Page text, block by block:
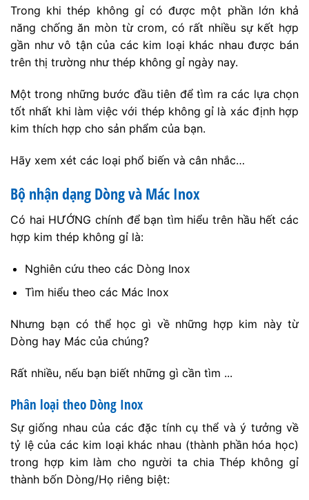
Trong khi thép không gỉ có được một phần lớn khả
năng chống ăn mòn từ crom, có rất nhiều sự kết hợp
gần như vô tận của các kim loại khác nhau được bán
trên thị trường như thép không gỉ ngày nay.
Một trong những bước đầu tiên để tìm ra các lựa chọn
tốt nhất khi làm việc với thép không gỉ là xác định hợp
kim thích hợp cho sản phẩm của bạn.
Hãy xem xét các loại phổ biến và cân nhắc…
Bộ nhận dạng Dòng và Mác Inox
Có hai HƯỚNG chính để bạn tìm hiểu trên hầu hết các
hợp kim thép không gỉ là:
Nghiên cứu theo các Dòng Inox
Tìm hiểu theo các Mác Inox
Nhưng bạn có thể học gì về những hợp kim này từ
Dòng hay Mác của chúng?
Rất nhiều, nếu bạn biết những gì cần tìm ...
Phân loại theo Dòng Inox
Sự giống nhau của các đặc tính cụ thể và ý tưởng về
tỷ lệ của các kim loại khác nhau (thành phần hóa học)
trong hợp kim làm cho người ta chia Thép không gỉ
thành bốn Dòng/Họ riêng biệt: